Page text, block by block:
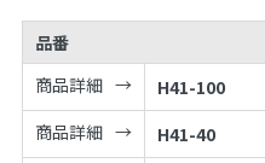
品番
商品詳細
H41-100
商品詳細
H41-40